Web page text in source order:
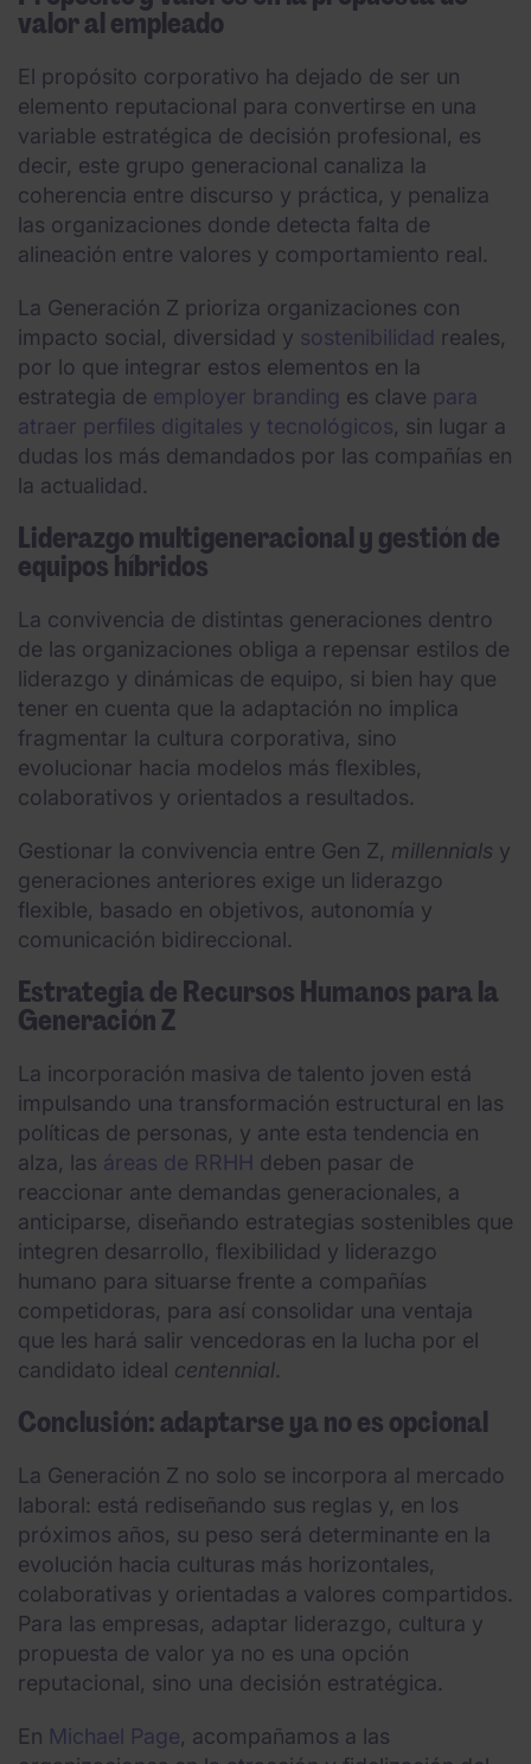
valor al empleado
El propósito corporativo ha dejado de ser un
elemento reputacional para convertirse en una
variable estratégica de decisión profesional, es
decir, este grupo generacional canaliza la
coherencia entre discurso y práctica, y penaliza
las organizaciones donde detecta falta de
alineación entre valores y comportamiento real.
La Generación Z prioriza organizaciones con
impacto social, diversidad y sostenibilidad reales,
por lo que integrar estos elementos en la
estrategia de employer branding es clave para
atraer perfiles digitales y tecnológicos, sin lugar a
dudas los más demandados por las compañías en
la actualidad.
Liderazgo multigeneracional y gestión de
equipos híbridos
La convivencia de distintas generaciones dentro
de las organizaciones obliga a repensar estilos de
liderazgo y dinámicas de equipo, si bien hay que
tener en cuenta que la adaptación no implica
fragmentar la cultura corporativa, sino
evolucionar hacia modelos más flexibles,
colaborativos y orientados a resultados.
Gestionar la convivencia entre Gen Z, millennials y
generaciones anteriores exige un liderazgo
flexible, basado en objetivos, autonomía y
comunicación bidireccional.
Estrategia de Recursos Humanos para la
Generación Z
La incorporación masiva de talento joven está
impulsando una transformación estructural en las
políticas de personas, y ante esta tendencia en
alza, las áreas de RRHH deben pasar de
reaccionar ante demandas generacionales, a
anticiparse, diseñando estrategias sostenibles que
integren desarrollo, flexibilidad y liderazgo
humano para situarse frente a compañías
competidoras, para así consolidar una ventaja
que les hará salir vencedoras en la lucha por el
candidato ideal centennial.
Conclusión: adaptarse ya no es opcional
La Generación Z no solo se incorpora al mercado
laboral: está rediseñando sus reglas y, en los
próximos años, su peso será determinante en la
evolución hacia culturas más horizontales,
colaborativas y orientadas a valores compartidos.
Para las empresas, adaptar liderazgo, cultura y
propuesta de valor ya no es una opción
reputacional, sino una decisión estratégica.
En Michael Page, acompañamos a las